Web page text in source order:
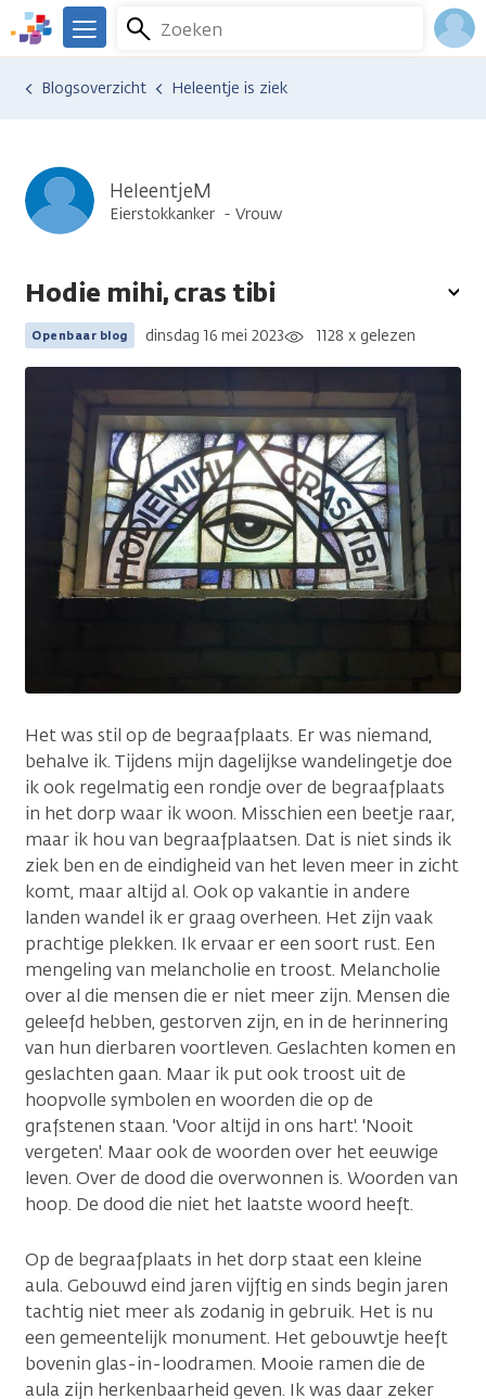
Overslaan
en
naar
We
er
Kanker.nl
Zoeken
Menu
Ervaringen van anderen
Blogsoverzicht Heleentje is ziek
HeleentjeM
Eierstokkanker Vrouw
Hodie mihi, cras tibi
Openbaar blog dinsdag 16 mei 2023 1128 x gelezen
Het was stil op de begraafplaats. Er was niemand,
behalve ik. Tijdens mijn dagelijkse wandelingetje doe
ik ook regelmatig een rondje over de begraafplaats
in het dorp waar ik woon. Misschien een beetje raar,
maar ik hou van begraafplaatsen. Dat is niet sinds ik
ziek ben en de eindigheid van het leven meer in zicht
komt, maar altijd al. Ook op vakantie in andere
landen wandel ik er graag overheen. Het zijn vaak
prachtige plekken. Ik ervaar er een soort rust. Een
mengeling van melancholie en troost. Melancholie
over al die mensen die er niet meer zijn. Mensen die
geleefd hebben, gestorven zijn, en in de herinnering
van hun dierbaren voortleven. Geslachten komen en
geslachten gaan. Maar ik put ook troost uit de
hoopvolle symbolen en woorden die op de
grafstenen staan. 'Voor altijd in ons hart'. 'Nooit
vergeten'. Maar ook de woorden over het eeuwige
leven. Over de dood die overwonnen is. Woorden van
hoop. De dood die niet het laatste woord heeft.
Op de begraafplaats in het dorp staat een kleine
aula. Gebouwd eind jaren vijftig en sinds begin jaren
tachtig niet meer als zodanig in gebruik. Het is nu
een gemeentelijk monument. Het gebouwtje heeft
bovenin glas-in-loodramen. Mooie ramen die de
aula zijn herkenbaarheid geven. Ik was daar zeker